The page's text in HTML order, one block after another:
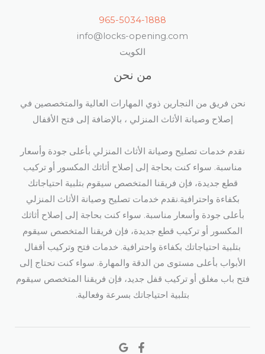
965-5034-1888
info@locks-opening.com
الكويت
من نحن
نحن فريق من النجارين ذوي المهارات العالية والمتخصصين في
إصلاح وصيانة الأثاث المنزلي ، بالإضافة إلى فتح الأقفال​
نقدم خدمات تصليح وصيانة الأثاث المنزلي بأعلى جودة وأسعار
مناسبة. سواء كنت بحاجة إلى إصلاح أثاثك المكسور أو تركيب
قطع جديدة، فإن فريقنا المتخصص سيقوم بتلبية احتياجاتك
بكفاءة واحترافية.نقدم خدمات تصليح وصيانة الأثاث المنزلي
بأعلى جودة وأسعار مناسبة. سواء كنت بحاجة إلى إصلاح أثاثك
المكسور أو تركيب قطع جديدة، فإن فريقنا المتخصص سيقوم
بتلبية احتياجاتك بكفاءة واحترافية. خدمات فتح وتركيب أقفال
الأبواب بأعلى مستوى من الدقة والمهارة. سواء كنت تحتاج إلى
فتح باب مغلق أو تركيب قفل جديد، فإن فريقنا المتخصص سيقوم
بتلبية احتياجاتك بسرعة وفعالية.